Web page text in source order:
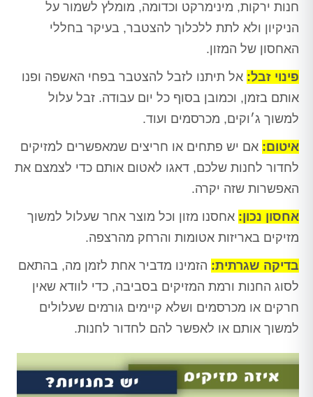
חנות ירקות, מינימרקט וכדומה, מומלץ לשמור על
הניקיון ולא לתת ללכלוך להצטבר, בעיקר בחללי
האחסון של המזון.
פינוי זבל: אל תיתנו לזבל להצטבר בפחי האשפה ופנו
אותם בזמן, וכמובן בסוף כל יום עבודה. זבל עלול
למשוך ג׳וקים, מכרסמים ועוד.
איטום: אם יש פתחים או חריצים שמאפשרים למזיקים
לחדור לחנות שלכם, דאגו לאטום אותם כדי לצמצם את
האפשרות שזה יקרה.
אחסון נכון: אחסנו מזון וכל מוצר אחר שעלול למשוך
מזיקים באריזות אטומות והרחק מהרצפה.
בדיקה שגרתית: הזמינו מדביר אחת לזמן מה, בהתאם
לסוג החנות ורמת המזיקים בסביבה, כדי לוודא שאין
חרקים או מכרסמים ושלא קיימים גורמים שעלולים
למשוך אותם או לאפשר להם לחדור לחנות.